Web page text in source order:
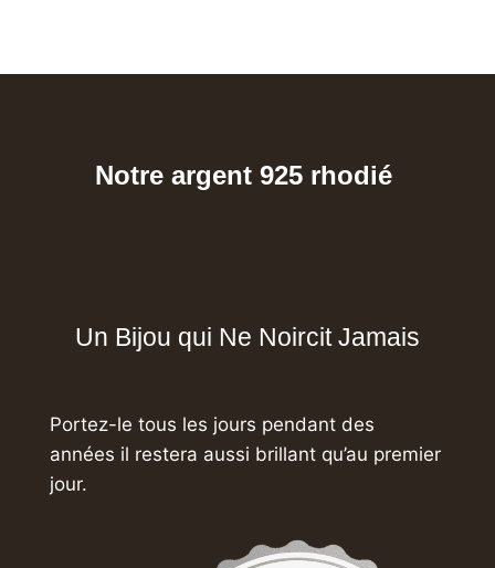
Notre argent 925 rhodié
Un Bijou qui Ne Noircit Jamais
Portez-le tous les jours pendant des
années il restera aussi brillant qu’au premier
jour.